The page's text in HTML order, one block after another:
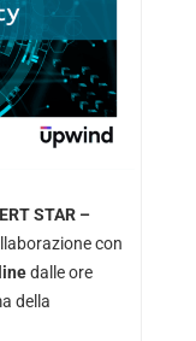
STAR –
con
dalle ore
della